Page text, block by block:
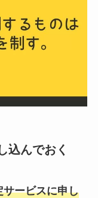
込んでおく
サービスに申し